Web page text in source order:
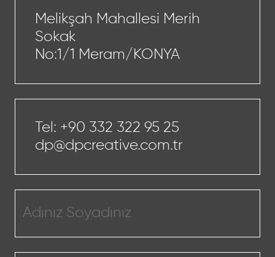
Melikşah Mahallesi Merih
Sokak
No:1/1 Meram/KONYA
Tel: +90 332 322 95 25
dp@dpcreative.com.tr